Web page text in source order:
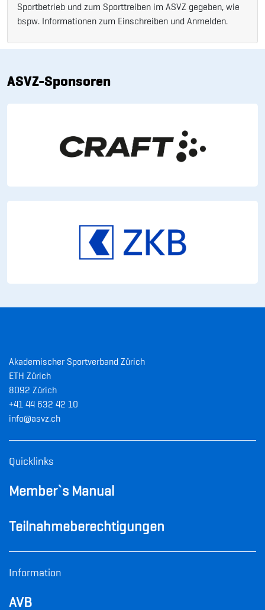
Sportbetrieb und zum Sporttreiben im ASVZ gegeben, wie
bspw. Informationen zum Einschreiben und Anmelden.
ASVZ-Sponsoren
Akademischer Sportverband Zürich
ETH Zürich
8092 Zürich
+41 44 632 42 10
info@asvz.ch
Quicklinks
Member`s Manual
Teilnahme­berechtigungen
Information
AVB